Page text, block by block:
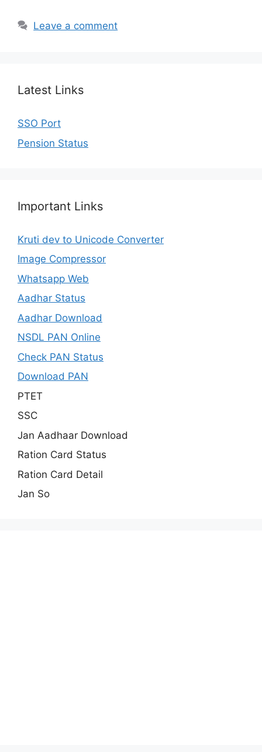
Leave a comment
Latest Links
SSO Port
Pension Status
Important Links
Kruti dev to Unicode Converter
Image Compressor
Whatsapp Web
Aadhar Status
Aadhar Download
NSDL PAN Online
Check PAN Status
Download PAN
PTET
SSC
Jan Aadhaar Download
Ration Card Status
Ration Card Detail
Jan So